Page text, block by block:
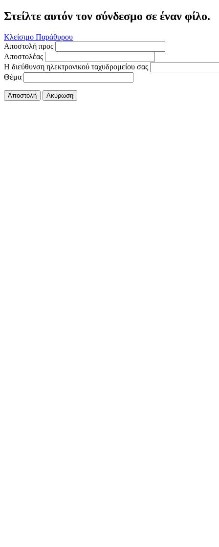
Στείλτε αυτόν τον σύνδεσμο σε έναν φίλο.
Κλείσιμο Παράθυρου
Αποστολή προς
Αποστολέας
Η διεύθυνση ηλεκτρονικού ταχυδρομείου σας
Θέμα
Αποστολή Ακύρωση